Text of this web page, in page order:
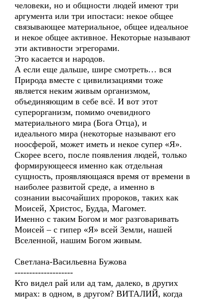
человеки, но и общности людей имеют три
аргумента или три ипостаси: некое общее
связывающее материальное, общее идеальное
и некое общее активное. Некоторые называют
эти активности эгрегорами.
Это касается и народов.
А если еще дальше, шире смотреть… вся
Природа вместе с цивилизациями тоже
является неким живым организмом,
объединяющим в себе всё. И вот этот
суперорганизм, помимо очевидного
материального мира (Бога Отца), и
идеального мира (некоторые называют его
ноосферой, может иметь и некое супер «Я».
Скорее всего, после появления людей, только
формирующееся именно как отдельная
сущность, проявляющаяся время от времени в
наиболее развитой среде, а именно в
сознании высочайших пророков, таких как
Моисей, Христос, Будда, Магомет.
Именно с таким Богом и мог разговаривать
Моисей – с гипер «Я» всей Земли, нашей
Вселенной, нашим Богом живым.
Светлана-Васильевна Бужова
--------------------
Кто видел рай или ад там, далеко, в других
мирах: в одном, в другом? ВИТАЛИЙ, когда